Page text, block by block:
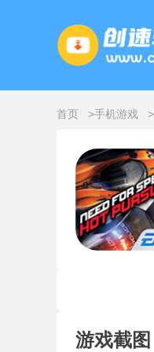
首页 手机游戏
游戏截图